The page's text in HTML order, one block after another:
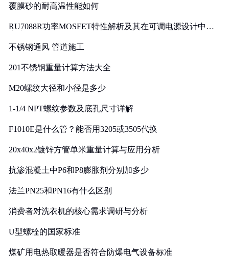
覆膜砂的耐高温性能如何
RU7088R功率MOSFET特性解析及其在可调电源设计中的
不锈钢通风 管道施工
201不锈钢重量计算方法大全
M20螺纹大径和小径是多少
1-1/4 NPT螺纹参数及底孔尺寸详解
F1010E是什么管？能否用3205或3505代换
20x40x2镀锌方管单米重量计算与应用分析
抗渗混凝土中P6和P8膨胀剂分别加多少
法兰PN25和PN16有什么区别
消费者对洗衣机的核心需求调研与分析
U型螺栓的国家标准
煤矿用电热取暖器是否符合防爆电气设备标准